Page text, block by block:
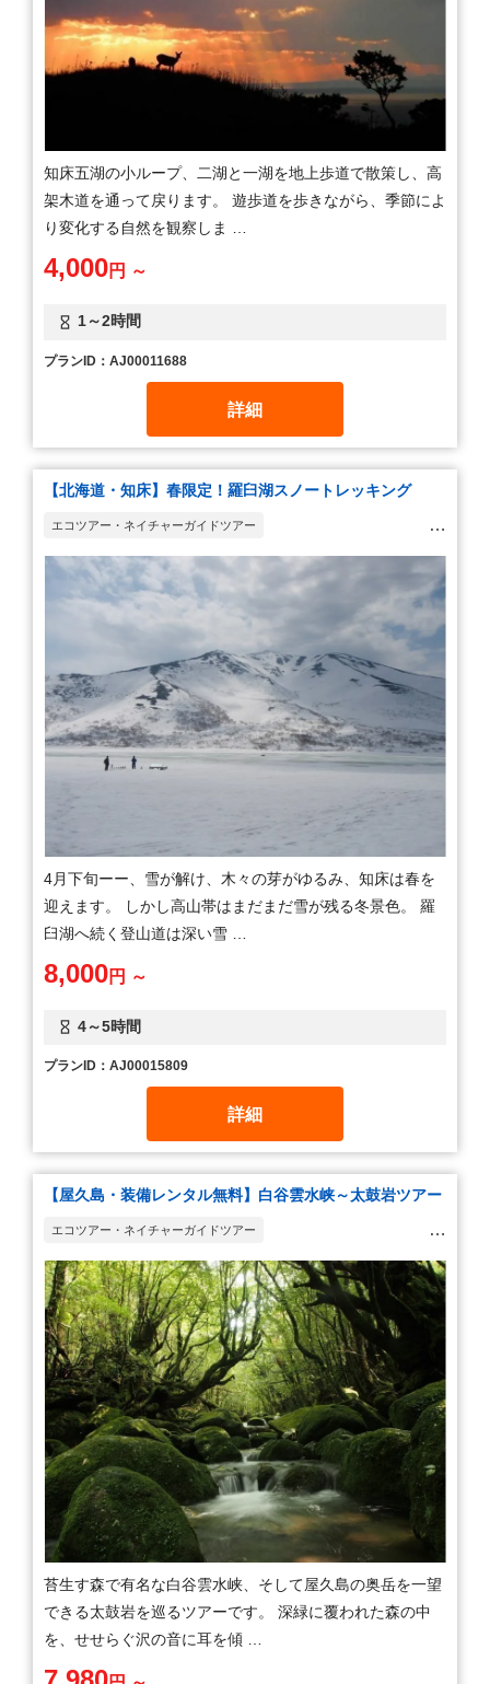
知床五湖の小ループ、二湖と一湖を地上歩道で散策し、高
架木道を通って戻ります。 遊歩道を歩きながら、季節によ
り変化する自然を観察しま …
1～2時間
4,000円 ～
プランID：AJ00011688
詳細
【北海道・知床】春限定！羅臼湖スノートレッキング
エコツアー・ネイチャーガイドツアー
ウォーキング・ハイキング・トレッキング
4月下旬ーー、雪が解け、木々の芽がゆるみ、知床は春を
迎えます。 しかし高山帯はまだまだ雪が残る冬景色。 羅
臼湖へ続く登山道は深い雪 …
4～5時間
8,000円 ～
プランID：AJ00015809
詳細
【屋久島・装備レンタル無料】白谷雲水峡～太鼓岩ツアー
エコツアー・ネイチャーガイドツアー
ウォーキング・ハイキング・トレッキング
苔生す森で有名な白谷雲水峡、そして屋久島の奥岳を一望
できる太鼓岩を巡るツアーです。 深緑に覆われた森の中
を、せせらぐ沢の音に耳を傾 …